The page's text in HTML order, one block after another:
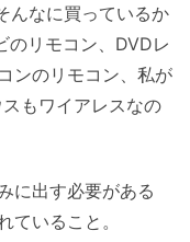
んなに買っているか
のリモコン、DVDレ
ンのリモコン、私が
もワイアレスなの
に出す必要がある
ていること。